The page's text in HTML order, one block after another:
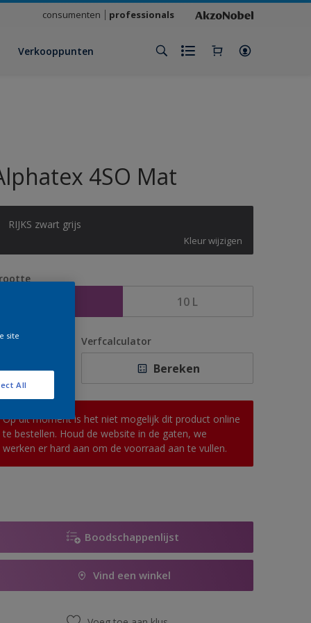
consumenten professionals
Verkooppunten
4SO Mat
RIJKS zwart grijs
Kleur wijzigen
10 L
Verfcalculator
Bereken
Op dit moment is het niet mogelijk dit product online
te bestellen. Houd de website in de gaten, we
werken er hard aan om de voorraad aan te vullen.
Boodschappenlijst
Vind een winkel
site
All